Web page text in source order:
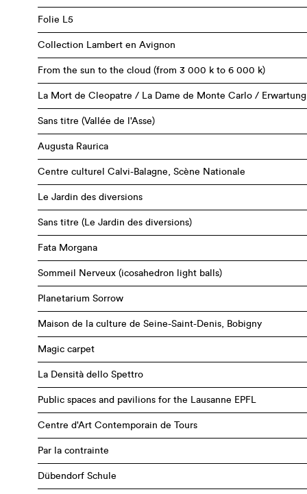
Folie L5
Collection Lambert en Avignon
From the sun to the cloud (from 3 000 k to 6 000 k)
La Mort de Cleopatre / La Dame de Monte Carlo / Erwartung
Sans titre (Vallée de l'Asse)
Augusta Raurica
Centre culturel Calvi-Balagne, Scène Nationale
Le Jardin des diversions
Sans titre (Le Jardin des diversions)
Fata Morgana
Sommeil Nerveux (icosahedron light balls)
Planetarium Sorrow
Maison de la culture de Seine-Saint-Denis, Bobigny
Magic carpet
La Densità dello Spettro
Public spaces and pavilions for the Lausanne EPFL
Centre d'Art Contemporain de Tours
Par la contrainte
Dübendorf Schule